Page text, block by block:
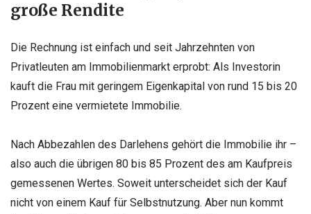
große Rendite
Die Rechnung ist einfach und seit Jahrzehnten von
Privatleuten am Immobilienmarkt erprobt: Als Investorin
kauft die Frau mit geringem Eigenkapital von rund 15 bis 20
Prozent eine vermietete Immobilie.
Nach Abbezahlen des Darlehens gehört die Immobilie ihr –
also auch die übrigen 80 bis 85 Prozent des am Kaufpreis
gemessenen Wertes. Soweit unterscheidet sich der Kauf
nicht von einem Kauf für Selbstnutzung. Aber nun kommt